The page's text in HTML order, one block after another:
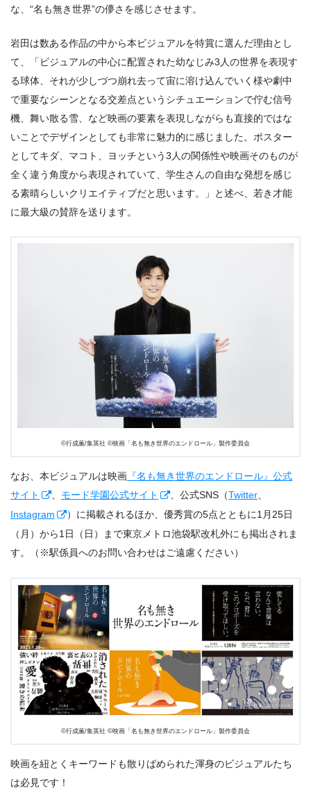
な、“名も無き世界”の儚さを感じさせます。
岩田は数ある作品の中から本ビジュアルを特賞に選んだ理由とし
て、「ビジュアルの中心に配置された幼なじみ3人の世界を表現す
る球体、それが少しづつ崩れ去って宙に溶け込んでいく様や劇中
で重要なシーンとなる交差点というシチュエーションで佇む信号
機、舞い散る雪、など映画の要素を表現しながらも直接的ではな
いことでデザインとしても非常に魅力的に感じました。ポスター
としてキダ、マコト、ヨッチという3人の関係性や映画そのものが
全く違う角度から表現されていて、学生さんの自由な発想を感じ
る素晴らしいクリエイティブだと思います。」と述べ、若き才能
に最大級の賛辞を送ります。
©️行成薫/集英社 ©️映画「名も無き世界のエンドロール」製作委員会
なお、本ビジュアルは映画 『名も無き世界のエンドロール』公式
サイト
、 モード学園公式サイト 、公式SNS（Twitter、
Instagram
）に掲載されるほか、優秀賞の5点とともに1月25日
（月）から1日（日）まで東京メトロ池袋駅改札外にも掲出されま
す。（※駅係員へのお問い合わせはご遠慮ください）
©️行成薫/集英社 ©️映画「名も無き世界のエンドロール」製作委員会
映画を紐とくキーワードも散りばめられた渾身のビジュアルたち
は必見です！